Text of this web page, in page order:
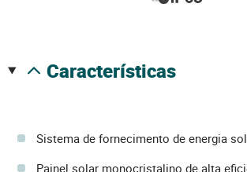
características
Sistema de fornecimento de energia
Painel solar monocristalino de alta